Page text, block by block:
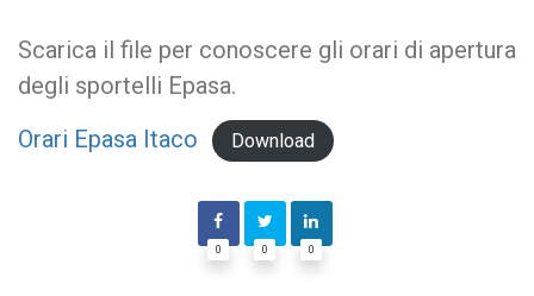
Scarica il file per conoscere gli orari di apertura
degli sportelli Epasa.
Orari Epasa Itaco
Download
0 0 0